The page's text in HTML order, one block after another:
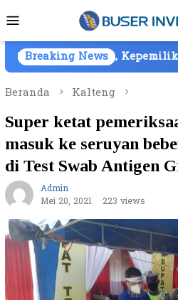
ke
kontenMobile
Breaking News
Kepemilikan Kendaraan
Beranda
Kalteng
Super ketat
masuk ke seruyan
di Test Swab Antigen
Admin
Mei 20, 2021
223 views